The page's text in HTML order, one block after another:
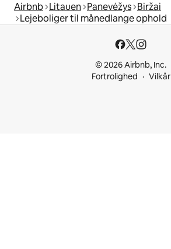
Airbnb Litauen Panevėžys Biržai
Lejeboliger til månedlange ophold
© 2026 Airbnb, Inc.
Fortrolighed
Vilkår